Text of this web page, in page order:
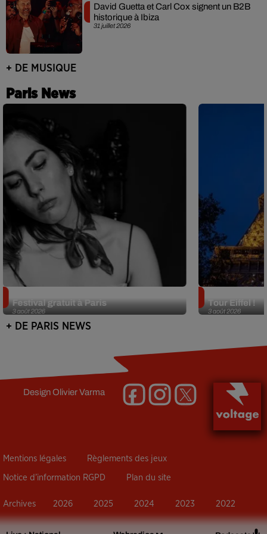
31 juillet 2026
David Guetta et Carl Cox signent un B2B
historique à Ibiza
+ DE MUSIQUE
Paris News
3 août 2026
Festival gratuit à Paris
3 août 2026
Tour Eiffel !
+ DE PARIS NEWS
DesignOlivier Varma
Mentions légales Règlements des jeux
Notice d’information RGPD Plan du site
Archives 2026 2025 2024 2023 2022